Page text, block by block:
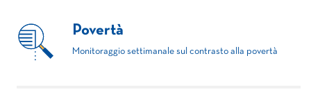
Povertà
Monitoraggio settimanale sul contrasto alla povertà